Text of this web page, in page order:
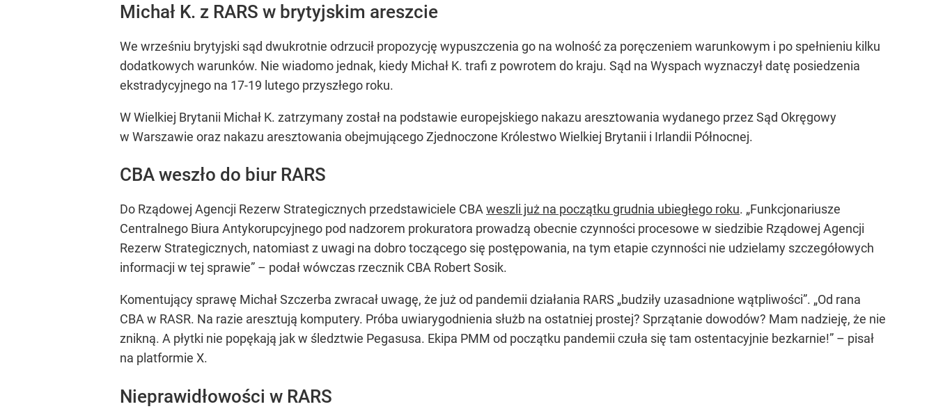
Michał K. z RARS w brytyjskim areszcie
We wrześniu brytyjski sąd dwukrotnie odrzucił propozycję wypuszczenia go na wolność za poręczeniem warunkowym i po spełnieniu kilku
dodatkowych warunków. Nie wiadomo jednak, kiedy Michał K. trafi z powrotem do kraju. Sąd na Wyspach wyznaczył datę posiedzenia
ekstradycyjnego na 17-19 lutego przyszłego roku.
W Wielkiej Brytanii Michał K. zatrzymany został na podstawie europejskiego nakazu aresztowania wydanego przez Sąd Okręgowy
w Warszawie oraz nakazu aresztowania obejmującego Zjednoczone Królestwo Wielkiej Brytanii i Irlandii Północnej.
CBA weszło do biur RARS
Do Rządowej Agencji Rezerw Strategicznych przedstawiciele CBA weszli już na początku grudnia ubiegłego roku. „Funkcjonariusze
Centralnego Biura Antykorupcyjnego pod nadzorem prokuratora prowadzą obecnie czynności procesowe w siedzibie Rządowej Agencji
Rezerw Strategicznych, natomiast z uwagi na dobro toczącego się postępowania, na tym etapie czynności nie udzielamy szczegółowych
informacji w tej sprawie” – podał wówczas rzecznik CBA Robert Sosik.
Komentujący sprawę Michał Szczerba zwracał uwagę, że już od pandemii działania RARS „budziły uzasadnione wątpliwości”. „Od rana
CBA w RASR. Na razie aresztują komputery. Próba uwiarygodnienia służb na ostatniej prostej? Sprzątanie dowodów? Mam nadzieję, że nie
znikną. A płytki nie popękają jak w śledztwie Pegasusa. Ekipa PMM od początku pandemii czuła się tam ostentacyjnie bezkarnie!” – pisał
na platformie X.
Nieprawidłowości w RARS